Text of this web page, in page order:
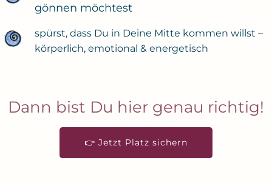
gönnen möchtest
spürst, dass Du in Deine Mitte kommen willst –
körperlich, emotional & energetisch
Dann bist Du hier genau richtig!
👉 Jetzt Platz sichern